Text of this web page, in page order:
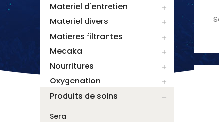
Materiel d'entretien 
Materiel divers 
Matieres filtrantes 
Medaka 
Nourritures 
Oxygenation 
Produits de soins 
Sera